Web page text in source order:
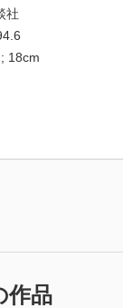
社
18cm
価 850円
94062521
ード jpn: 日本語
作品